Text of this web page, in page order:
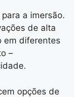
a imersão.
de alta
em diferentes
–
opções de